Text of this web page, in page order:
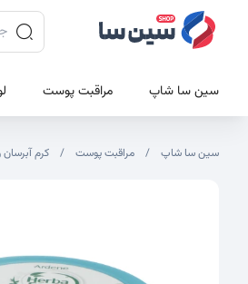
جستجوی
سین سا شاپ مراقبت پوست
سین سا شاپ مراقبت پوست کرم